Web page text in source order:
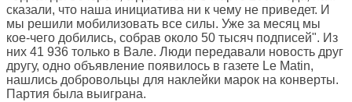
сказали, что наша инициатива ни к чему не приведет. И
мы решили мобилизовать все силы. Уже за месяц мы
кое-чего добились, собрав около 50 тысяч подписей". Из
них 41 936 только в Вале. Люди передавали новость друг
другу, одно объявление появилось в газете Le Matin,
нашлись добровольцы для наклейки марок на конверты.
Партия была выиграна.